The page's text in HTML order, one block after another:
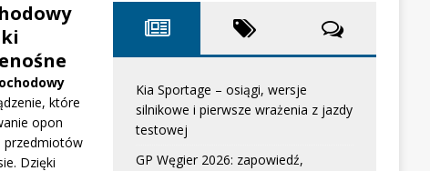
które
opon
przedmiotów
Dzięki
Kia Sportage – osiągi, wersje
silnikowe i pierwsze wrażenia z jazdy
testowej
GP Węgier 2026: zapowiedź,